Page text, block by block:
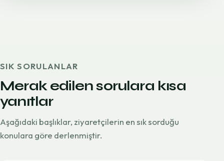
SIK SORULANLAR
Merak edilen sorulara kısa
yanıtlar
Aşağıdaki başlıklar, ziyaretçilerin en sık sorduğu
konulara göre derlenmiştir.